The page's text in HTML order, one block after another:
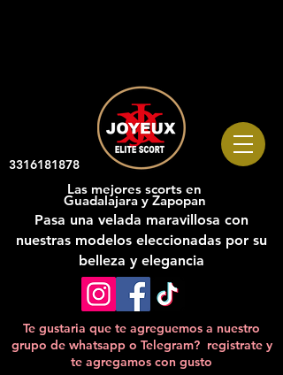
Las mejores scorts en
Guadalajara y Zapopan
Pasa una velada maravillosa con
nuestras modelos eleccionadas por su
belleza y elegancia
3316181878
Te gustaria que te agreguemos a nuestro
grupo de whatsapp o Telegram? registrate y
te agregamos con gusto